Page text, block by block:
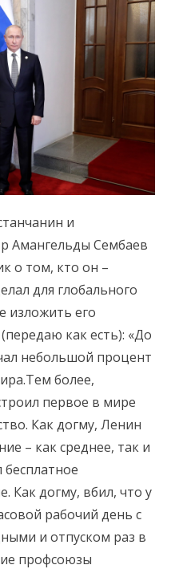
и
Амангельды Сембаев
о том, кто он –
для глобального
изложить его
как есть): «До
небольшой процент
более,
первое в мире
Как догму, Ленин
– как среднее, так и
Как догму, вбил, что у
рабочий день с
и отпуском раз в
профсоюзы